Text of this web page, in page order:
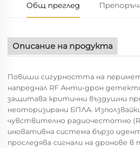
Общ преглед
Описание на продукта
Повиши сигурността на
напреднал RF Анти-дрон
защитава критични въздушни
неоторизирани БПЛА.
чувствително радиочестотно
иновативна система бързо
проследява сигнали на дронове в